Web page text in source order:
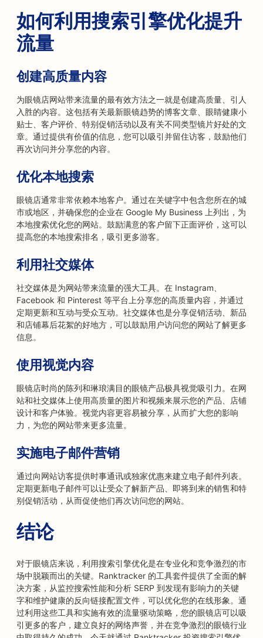
如何利用搜索引擎优化提升
流量
创建高质量内容
为眼镜店网站带来流量的最有效方法之一就是创建高质量、引人
入胜的内容。这包括有关最新眼镜趋势的博客文章、眼睛健康小
贴士、客户评价、特别促销活动以及有关不同类型镜片好处的文
章。通过提供有价值的信息，您可以吸引并留住访客，鼓励他们
再次访问并分享您的内容。
优化本地搜索
眼镜店通常非常依赖本地客户。通过在关键字中包含您所在的城
市或地区，并确保您的企业在 Google My Business 上列出，为
本地搜索优化您的网站。鼓励满意的客户留下正面评价，这可以
提高您的本地搜索排名，吸引更多游客。
利用社交媒体
社交媒体是为网站带来流量的强大工具。在 Instagram、
Facebook 和 Pinterest 等平台上分享您的高质量内容，并通过
定期更新和互动与受众互动。社交媒体也是分享促销活动、新品
和店铺幕后花絮的好地方，可以鼓励用户访问您的网站了解更多
信息。
使用视觉内容
眼镜店时尚的陈列和琳琅满目的眼镜产品极具视觉吸引力。在网
站和社交媒体上使用高质量的图片和视频来展示您的产品、店铺
设计和客户体验。视觉内容更容易被分享，从而扩大您的影响
力，为您的网站带来更多流量。
实施电子邮件营销
通过向网站访客提供时事通讯或独家优惠来建立电子邮件列表。
定期更新电子邮件可以让受众了解新产品、即将到来的销售和特
别促销活动，从而促使他们再次访问您的网站。
结论
对于眼镜店来说，利用搜索引擎优化是在专业化和竞争激烈的市
场中脱颖而出的关键。Ranktracker 的工具套件提供了全面的解
决方案，从监控搜索性能和分析 SERP 到发现有影响力的关键
字和维护健康的反向链接配置文件，可以优化您的在线形象。通
过利用这些工具和实施有效的流量驱动策略，您的眼镜店可以吸
引更多的客户，建立良好的网络声誉，并在竞争激烈的眼镜行业